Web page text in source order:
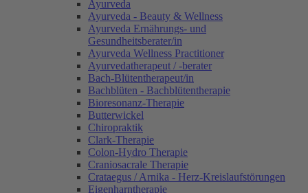
Ayurveda
Ayurveda - Beauty & Wellness
Ayurveda Ernährungs- und
Gesundheitsberater/in
Ayurveda Wellness Practitioner
Ayurvedatherapeut / -berater
Bach-Blütentherapeut/in
Bachblüten - Bachblütentherapie
Bioresonanz-Therapie
Butterwickel
Chiropraktik
Clark-Therapie
Colon-Hydro Therapie
Craniosacrale Therapie
Crataegus / Arnika - Herz-Kreislaufstörungen
Eigenharntherapie